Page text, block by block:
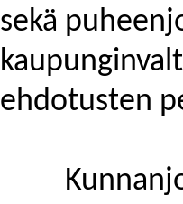
sekä
ehdotusten